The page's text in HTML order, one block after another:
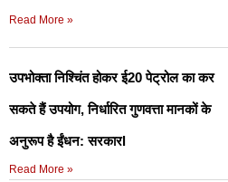
Read More »
उपभोक्ता निश्चिंत होकर ई20 पेट्रोल का कर
सकते हैं उपयोग, निर्धारित गुणवत्ता मानकों के
अनुरूप है ईंधन: सरकारl
Read More »